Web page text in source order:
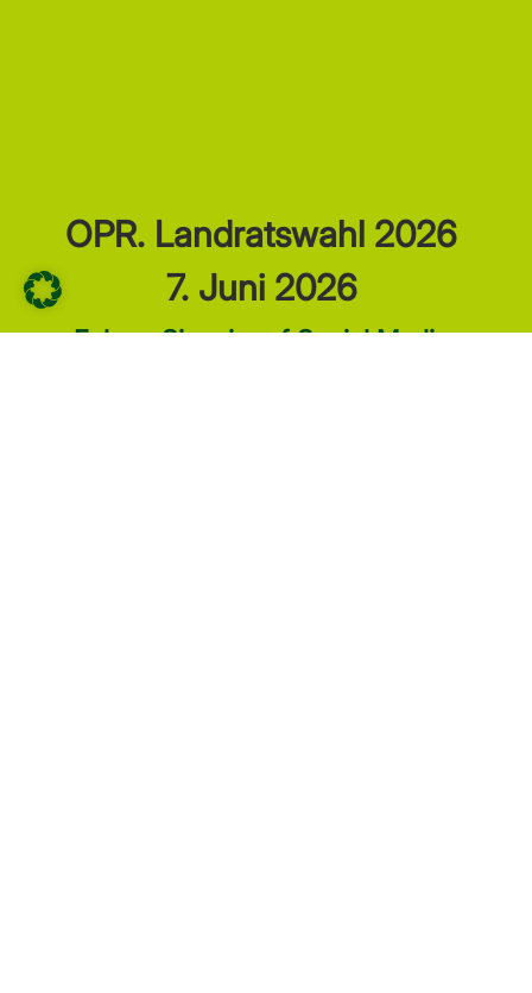
OPR. Landratswahl 2026
7. Juni 2026
Folgen Sie mir auf Social Media